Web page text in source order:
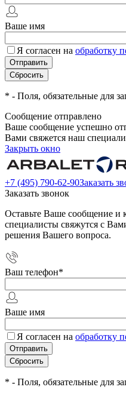
Ваше имя
Я согласен на обработку
* - Поля, обязательные для
Сообщение отправлено
Ваше сообщение успешно
Вами свяжется наш
Закрыть окно
+7 (495) 790-62-90Заказать
Заказать звонок
Оставьте Ваше сообщение и
специалисты свяжутся с
решения Вашего вопроса.
Ваш телефон*
Ваше имя
Я согласен на обработку
* - Поля, обязательные для